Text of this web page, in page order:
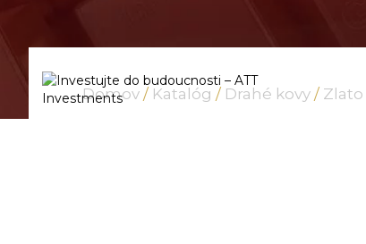
Domov / Katalóg / Drahé kovy / Zlato